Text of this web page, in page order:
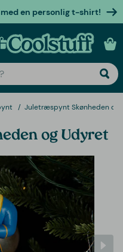
en personlig t-shirt!
Personlige gaver
Juletræspynt Skønheden og
og Udyret